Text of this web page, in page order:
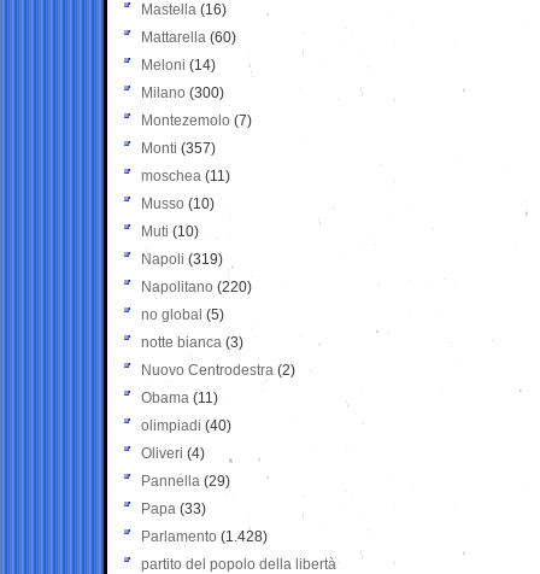
Mastella (16)
Mattarella (60)
Meloni (14)
Milano (300)
Montezemolo (7)
Monti (357)
moschea (11)
Musso (10)
Muti (10)
Napoli (319)
Napolitano (220)
no global (5)
notte bianca (3)
Nuovo Centrodestra (2)
Obama (11)
olimpiadi (40)
Oliveri (4)
Pannella (29)
Papa (33)
Parlamento (1.428)
partito del popolo della libertà